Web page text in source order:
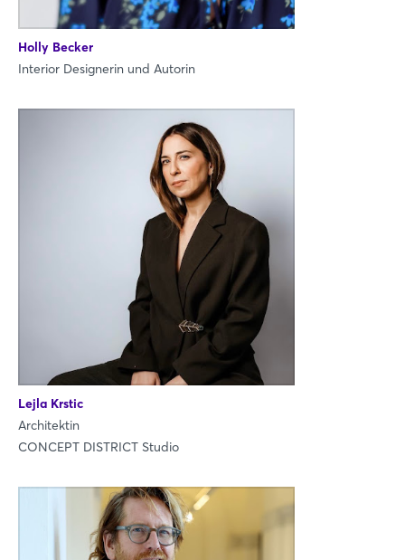
Holly Becker
Interior Designerin und Autorin
Lejla Krstic
Architektin
CONCEPT DISTRICT Studio
Login
Einloggen
Passwort vergessen?